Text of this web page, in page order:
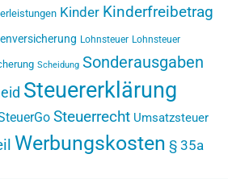
Kinder Kinderfreibetrag
Lohnsteuer Lohnsteuer
Scheidung Sonderausgaben
Steuererklärung
Steuerrecht Umsatzsteuer
Werbungskosten § 35a